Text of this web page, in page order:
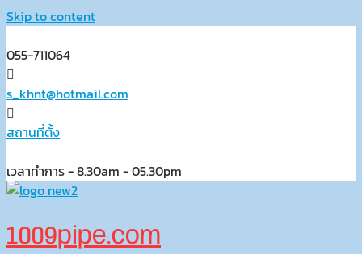
Skip to content
055-711064
s_khnt@hotmail.com
สถานที่ตั้ง
เวลาทำการ - 8.30am - 05.30pm
1009pipe.com